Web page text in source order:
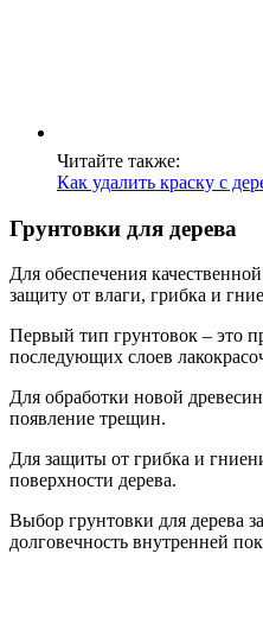
Читайте также:
Как удалить краску с
Грунтовки для дерева
Для обеспечения
защиту от влаги, грибка и
Первый тип грунтовок – это
последующих слоев
Для обработки новой
появление трещин.
Для защиты от грибка и
поверхности дерева.
Выбор грунтовки для дерева
долговечность внутренней